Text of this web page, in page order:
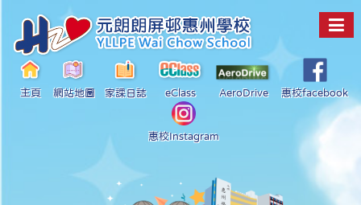
主頁 網站地圖 家課日誌 eClass AeroDrive 惠校facebook
惠校Instagram